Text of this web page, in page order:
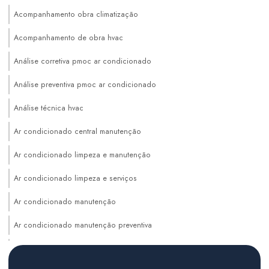
Acompanhamento obra climatização
Acompanhamento de obra hvac
Análise corretiva pmoc ar condicionado
Análise preventiva pmoc ar condicionado
Análise técnica hvac
Ar condicionado central manutenção
Ar condicionado limpeza e manutenção
Ar condicionado limpeza e serviços
Ar condicionado manutenção
Ar condicionado manutenção preventiva
Auditoria de sistemas hvac